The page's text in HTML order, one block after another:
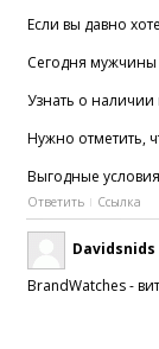
Если вы давно
Сегодня мужчины
Узнать о наличии
Нужно отметить,
Выгодные
Ответить Ссылка
Davidsnids
BrandWatches -